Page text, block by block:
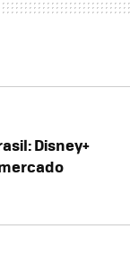
Disney+